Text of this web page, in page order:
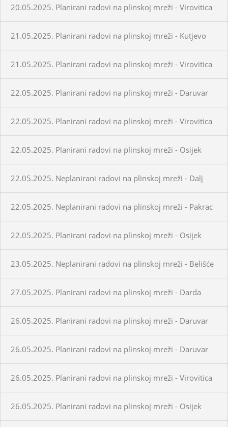
20.05.2025. Planirani radovi na plinskoj mreži - Virovitica
21.05.2025. Planirani radovi na plinskoj mreži - Kutjevo
21.05.2025. Planirani radovi na plinskoj mreži - Virovitica
22.05.2025. Planirani radovi na plinskoj mreži - Daruvar
22.05.2025. Planirani radovi na plinskoj mreži - Virovitica
22.05.2025. Planirani radovi na plinskoj mreži - Osijek
22.05.2025. Neplanirani radovi na plinskoj mreži - Dalj
22.05.2025. Neplanirani radovi na plinskoj mreži - Pakrac
22.05.2025. Planirani radovi na plinskoj mreži - Osijek
23.05.2025. Neplanirani radovi na plinskoj mreži - Belišće
27.05.2025. Planirani radovi na plinskoj mreži - Darda
26.05.2025. Planirani radovi na plinskoj mreži - Daruvar
26.05.2025. Planirani radovi na plinskoj mreži - Daruvar
26.05.2025. Planirani radovi na plinskoj mreži - Virovitica
26.05.2025. Planirani radovi na plinskoj mreži - Osijek